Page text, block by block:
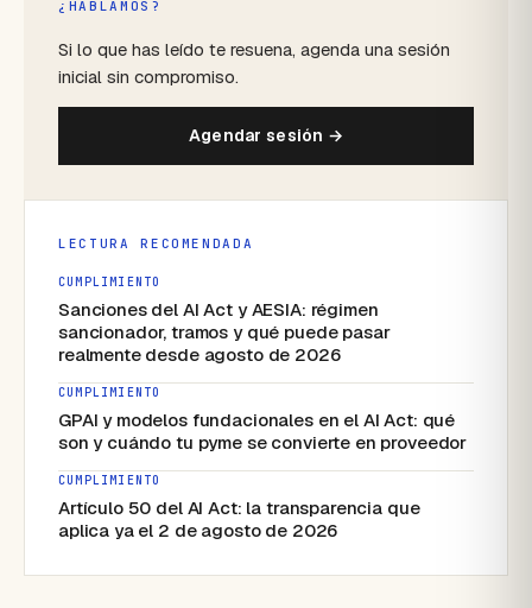
¿HABLAMOS?
Si lo que has leído te resuena, agenda una sesión
inicial sin compromiso.
Agendar sesión →
LECTURA RECOMENDADA
CUMPLIMIENTO
Sanciones del AI Act y AESIA: régimen
sancionador, tramos y qué puede pasar
realmente desde agosto de 2026
CUMPLIMIENTO
GPAI y modelos fundacionales en el AI Act: qué
son y cuándo tu pyme se convierte en proveedor
CUMPLIMIENTO
Artículo 50 del AI Act: la transparencia que
aplica ya el 2 de agosto de 2026